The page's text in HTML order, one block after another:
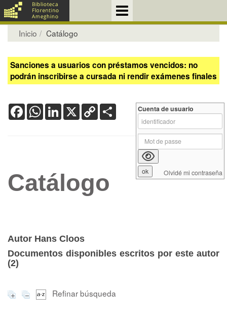
Inicio Catálogo
Sanciones a usuarios con préstamos vencidos: no
podrán inscribirse a cursada ni rendir exámenes finales
FacebookWhatsApp
LinkedIn
X Copy
Link
Catálogo
Autor Hans Cloos
Documentos disponibles escritos por este autor
(2)
Refinar búsqueda
Cuenta de usuario
Olvidé mi contraseña